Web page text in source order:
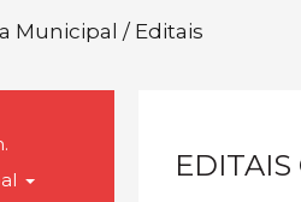
Municipal / Editais